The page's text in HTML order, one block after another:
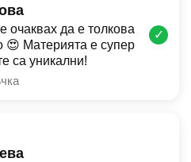
очаквах да е толкова
😍 Материята е супер
са уникални!
✓